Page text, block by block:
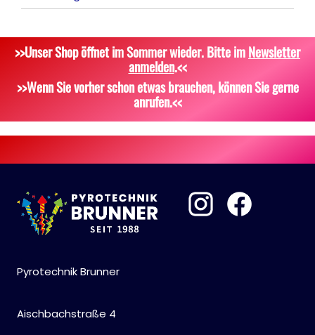
Dekoration, Knicklichter
Zubehör
Attrappen
>>Unser Shop öffnet im Sommer wieder. Bitte imNewsletter
anmelden.<<
>>Wenn Sie vorher schon etwas brauchen, können Sie gerne
anrufen.<<
Pyrotechnik Brunner
Aischbachstraße 4